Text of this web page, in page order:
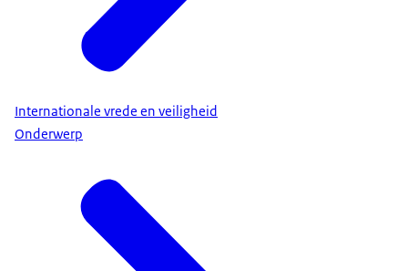
Internationale vrede en veiligheid
Onderwerp